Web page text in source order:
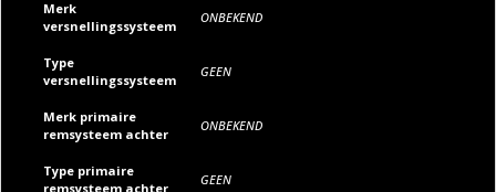
Merk
versnellingssysteem
ONBEKEND
Type
versnellingssysteem
GEEN
Merk primaire
remsysteem achter
ONBEKEND
Type primaire
remsysteem achter
GEEN